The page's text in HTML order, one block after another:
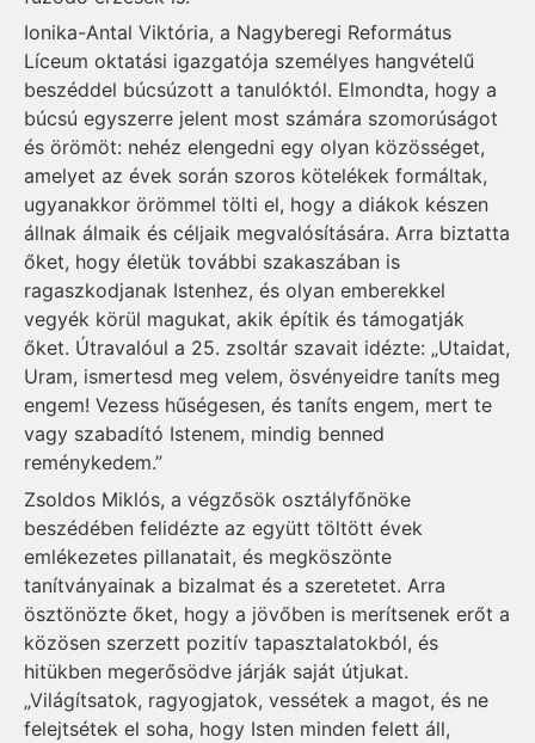
Ionika-Antal Viktória, a Nagyberegi Református
Líceum oktatási igazgatója személyes hangvételű
beszéddel búcsúzott a tanulóktól. Elmondta, hogy a
búcsú egyszerre jelent most számára szomorúságot
és örömöt: nehéz elengedni egy olyan közösséget,
amelyet az évek során szoros kötelékek formáltak,
ugyanakkor örömmel tölti el, hogy a diákok készen
állnak álmaik és céljaik megvalósítására. Arra biztatta
őket, hogy életük további szakaszában is
ragaszkodjanak Istenhez, és olyan emberekkel
vegyék körül magukat, akik építik és támogatják
őket. Útravalóul a 25. zsoltár szavait idézte: „Utaidat,
Uram, ismertesd meg velem, ösvényeidre taníts meg
engem! Vezess hűségesen, és taníts engem, mert te
vagy szabadító Istenem, mindig benned
reménykedem.”
Zsoldos Miklós, a végzősök osztályfőnöke
beszédében felidézte az együtt töltött évek
emlékezetes pillanatait, és megköszönte
tanítványainak a bizalmat és a szeretetet. Arra
ösztönözte őket, hogy a jövőben is merítsenek erőt a
közösen szerzett pozitív tapasztalatokból, és
hitükben megerősödve járják saját útjukat.
„Világítsatok, ragyogjatok, vessétek a magot, és ne
felejtsétek el soha, hogy Isten minden felett áll,